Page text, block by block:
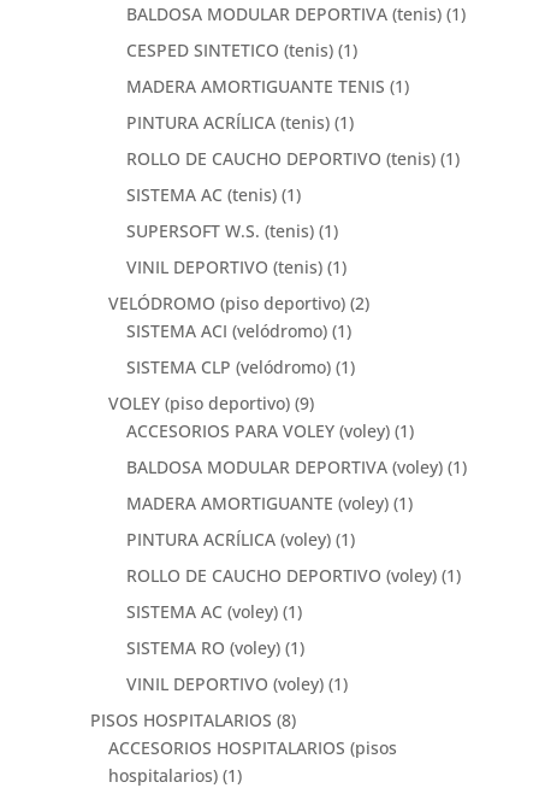
BALDOSA MODULAR DEPORTIVA (tenis) (1)
CESPED SINTETICO (tenis) (1)
MADERA AMORTIGUANTE TENIS (1)
PINTURA ACRÍLICA (tenis) (1)
ROLLO DE CAUCHO DEPORTIVO (tenis) (1)
SISTEMA AC (tenis) (1)
SUPERSOFT W.S. (tenis) (1)
VINIL DEPORTIVO (tenis) (1)
VELÓDROMO (piso deportivo) (2)
SISTEMA ACI (velódromo) (1)
SISTEMA CLP (velódromo) (1)
VOLEY (piso deportivo) (9)
ACCESORIOS PARA VOLEY (voley) (1)
BALDOSA MODULAR DEPORTIVA (voley) (1)
MADERA AMORTIGUANTE (voley) (1)
PINTURA ACRÍLICA (voley) (1)
ROLLO DE CAUCHO DEPORTIVO (voley) (1)
SISTEMA AC (voley) (1)
SISTEMA RO (voley) (1)
VINIL DEPORTIVO (voley) (1)
PISOS HOSPITALARIOS (8)
ACCESORIOS HOSPITALARIOS (pisos
hospitalarios) (1)